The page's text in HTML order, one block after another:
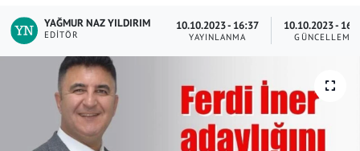
YAĞMUR NAZ YILDIRIM
EDITÖR
10.10.2023 - 16:37
YAYINLANMA
10.10.2023 -
GÜNCELLEME
SPOR
SAĞLIK